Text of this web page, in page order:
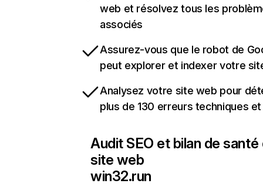
web et résolvez tous les
associés
Assurez-vous que le robot de
peut explorer et indexer votre
Analysez votre site web pour
plus de 130 erreurs techniques et
Audit SEO et bilan de santé
site web
win32.run